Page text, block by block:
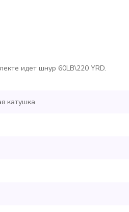
идет шнур 60LB\220 YRD.
катушка